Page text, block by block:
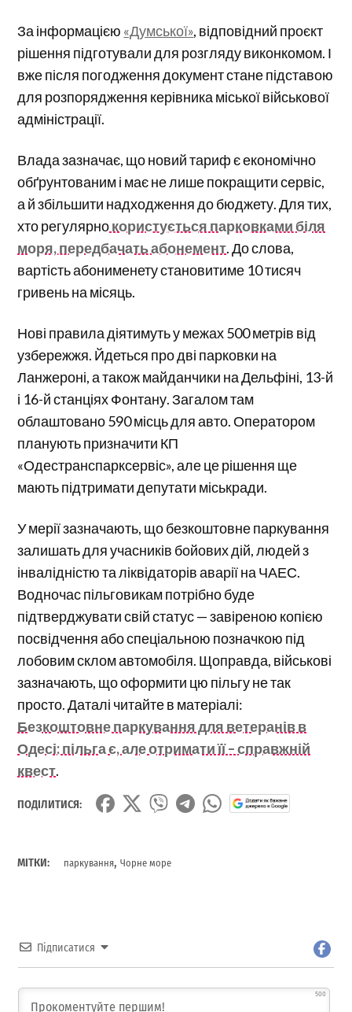
За інформацією «Думської», відповідний проєкт
рішення підготували для розгляду виконкомом. І
вже після погодження документ стане підставою
для розпорядження керівника міської військової
адміністрації.
Влада зазначає, що новий тариф є економічно
обґрунтованим і має не лише покращити сервіс,
а й збільшити надходження до бюджету. Для тих,
хто регулярнокористується парковками біля
моря, передбачать абонемент. До слова,
вартість абонименету становитиме 10 тисяч
гривень на місяць.
Нові правила діятимуть у межах 500 метрів від
узбережжя. Йдеться про дві парковки на
Ланжероні, а також майданчики на Дельфіні, 13-й
і 16-й станціях Фонтану. Загалом там
облаштовано 590 місць для авто. Оператором
планують призначити КП
«Одестранспарксервіс», але це рішення ще
мають підтримати депутати міськради.
У мерії зазначають, що безкоштовне паркування
залишать для учасників бойових дій, людей з
інвалідністю та ліквідаторів аварії на ЧАЕС.
Водночас пільговикам потрібно буде
підтверджувати свій статус — завіреною копією
посвідчення або спеціальною позначкою під
лобовим склом автомобіля. Щоправда, військові
зазначають, що оформити цю пільгу не так
просто. Даталі читайте в матеріалі:
Безкоштовне паркування для ветеранів в
Одесі: пільга є, але отримати її – справжній
квест.
ПОДІЛИТИСЯ:
МІТКИ: паркування,Чорне море
Підписатися
500